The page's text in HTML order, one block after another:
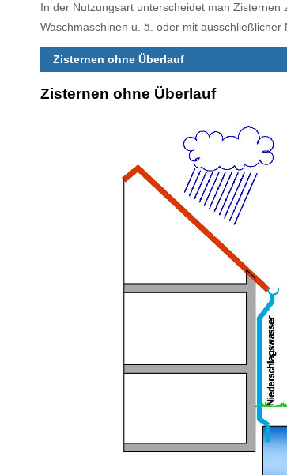
In der Nutzungsart unterscheidet man Zisternen
Waschmaschinen u. ä. oder mit ausschließlicher
Zisternen ohne Überlauf
Zisternen ohne Überlauf